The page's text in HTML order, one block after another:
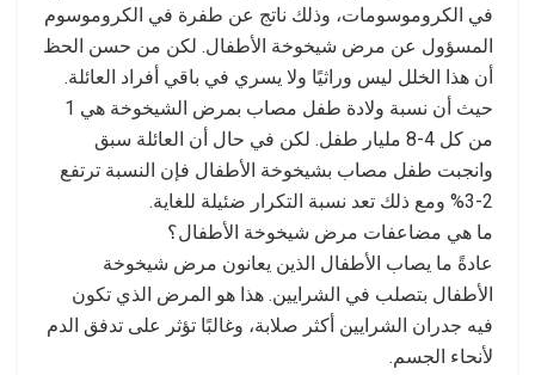
في الكروموسومات، وذلك ناتج عن طفرة في الكروموسوم
المسؤول عن مرض شيخوخة الأطفال. لكن من حسن الحظ
أن هذا الخلل ليس وراثيًا ولا يسري في باقي أفراد العائلة.
حيث أن نسبة ولادة طفل مصاب بمرض الشيخوخة هي 1
من كل 4-8 مليار طفل. لكن في حال أن العائلة سبق
وانجبت طفل مصاب بشيخوخة الأطفال فإن النسبة ترتفع
2-3% ومع ذلك تعد نسبة التكرار ضئيلة للغاية.
ما هي مضاعفات مرض شيخوخة الأطفال؟
عادةً ما يصاب الأطفال الذين يعانون مرض شيخوخة
الأطفال بتصلب في الشرايين. هذا هو المرض الذي تكون
فيه جدران الشرايين أكثر صلابة، وغالبًا تؤثر على تدفق الدم
لأنحاء الجسم.